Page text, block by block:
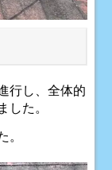
行し、全体的
した。
。